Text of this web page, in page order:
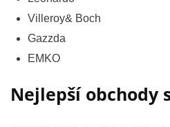
Villeroy& Boch
Gazzda
EMKO
Nejlepší obchody